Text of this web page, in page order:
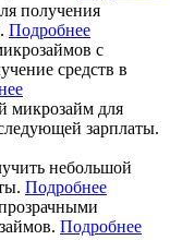
получения
Подробнее
с
средств в
микрозайм для
зарплаты.
небольшой
Подробнее
Подробнее